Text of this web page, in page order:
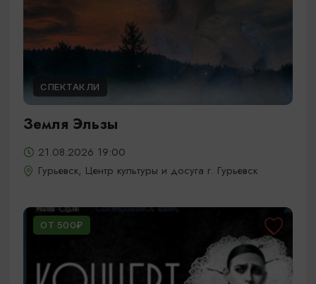
СПЕКТАКЛИ
Земля Эльзы
21.08.2026 19:00
Гурьевск, Центр культуры и досуга г. Гурьевск
ОТ 500₽